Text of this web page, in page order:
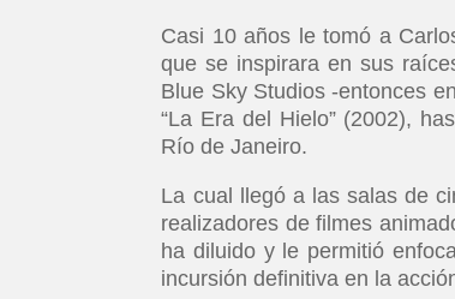
Casi 10 años le tomó a
que se inspirara en sus
Blue Sky Studios -entonces
“La Era del Hielo” (2002),
Río de Janeiro.
La cual llegó a las salas de
realizadores de filmes
ha diluido y le permitió
incursión definitiva en la